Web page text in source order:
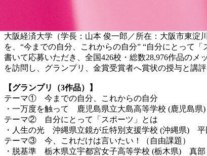
大阪経済大学（学長：山本 俊一郎／所在：大阪市東淀
を、“今までの自分、これからの自分” “自分にとって
書いて応募いただき、全国426校・総数28,976作品の
を訪問し、グランプリ、金賞受賞者へ賞状の授与と講評
【グランプリ（3作品）】
テーマ① 今までの自分、これからの自分
・一万度を触って 鹿児島県立大島高等学校 (鹿児島
テーマ② 自分にとって「スポーツ」とは
・人生の光 沖縄県立鏡が丘特別支援学校 (沖縄県) 平
テーマ③ 今、これだけは言いたい！（自由課題）
・脱基準 栃木県立宇都宮女子高等学校 (栃木県) 真部